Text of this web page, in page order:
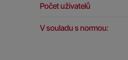
Počet uživatelů
V souladu s normou: